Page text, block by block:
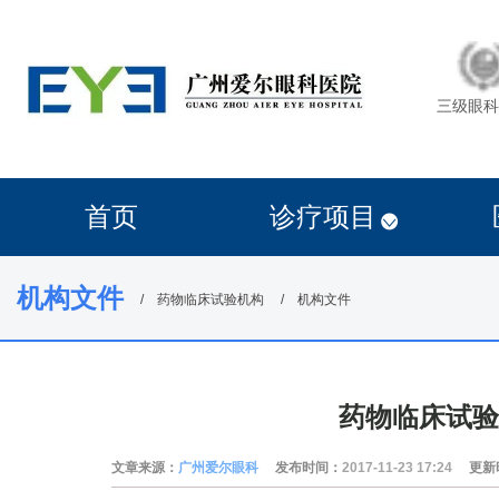
三级眼
首页 诊疗项目
机构文件 药物临床试验机构 机构文件
药物临床试
文章来源： 广州爱尔眼科 发布时间： 2017-11-23 17:24 更新